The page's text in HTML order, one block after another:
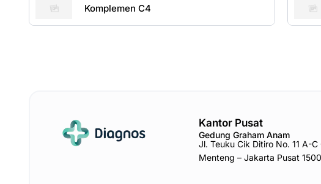
Komplemen C4
Kantor Pusat
Gedung Graham Anam
Jl. Teuku Cik Ditiro No. 11 A-
Menteng – Jakarta Pusat